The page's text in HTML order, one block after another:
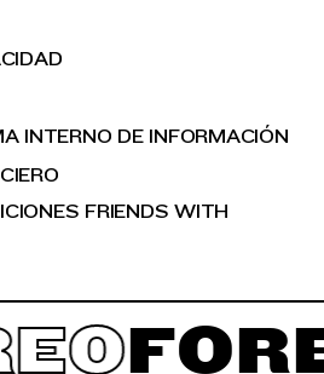
INTERNO DE INFORMACIÓN
FRIENDS WITH